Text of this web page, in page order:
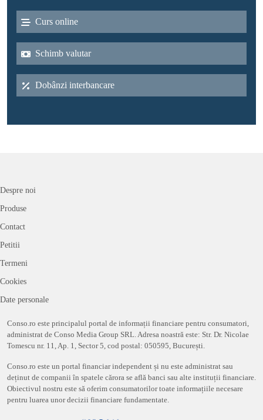
Curs online
Schimb valutar
Dobânzi interbancare
Despre noi
Produse
Contact
Petitii
Termeni
Cookies
Date personale
Conso.ro este principalul portal de informații financiare pentru consumatori,
administrat de Conso Media Group SRL. Adresa noastră este: Str. Dr. Nicolae
Tomescu nr. 11, Ap. 1, Sector 5, cod postal: 050595, București.
Conso.ro este un portal financiar independent și nu este administrat sau
deținut de companii în spatele cărora se află banci sau alte instituții financiare.
Obiectivul nostru este să oferim consumatorilor toate informațiile necesare
pentru luarea unor decizii financiare fundamentate.